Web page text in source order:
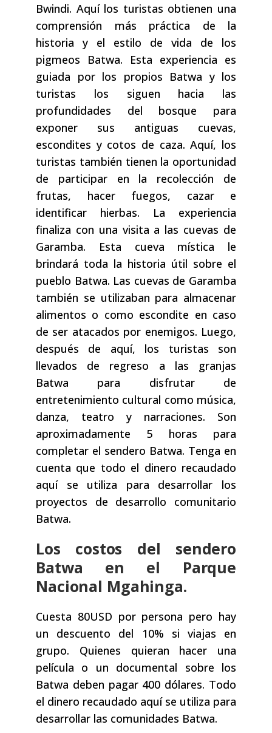
Bwindi. Aquí los turistas obtienen una
comprensión más práctica de la
historia y el estilo de vida de los
pigmeos Batwa. Esta experiencia es
guiada por los propios Batwa y los
turistas los siguen hacia las
profundidades del bosque para
exponer sus antiguas cuevas,
escondites y cotos de caza. Aquí, los
turistas también tienen la oportunidad
de participar en la recolección de
frutas, hacer fuegos, cazar e
identificar hierbas. La experiencia
finaliza con una visita a las cuevas de
Garamba. Esta cueva mística le
brindará toda la historia útil sobre el
pueblo Batwa. Las cuevas de Garamba
también se utilizaban para almacenar
alimentos o como escondite en caso
de ser atacados por enemigos. Luego,
después de aquí, los turistas son
llevados de regreso a las granjas
Batwa para disfrutar de
entretenimiento cultural como música,
danza, teatro y narraciones. Son
aproximadamente 5 horas para
completar el sendero Batwa. Tenga en
cuenta que todo el dinero recaudado
aquí se utiliza para desarrollar los
proyectos de desarrollo comunitario
Batwa.
Los costos del sendero
Batwa en el Parque
Nacional Mgahinga.
Cuesta 80USD por persona pero hay
un descuento del 10% si viajas en
grupo. Quienes quieran hacer una
película o un documental sobre los
Batwa deben pagar 400 dólares. Todo
el dinero recaudado aquí se utiliza para
desarrollar las comunidades Batwa.